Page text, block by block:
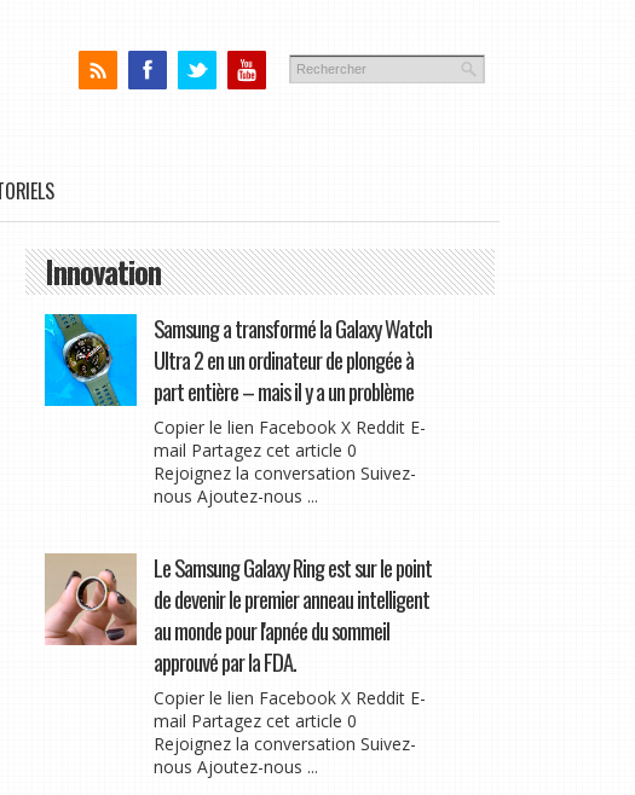
Innovation
Samsung a transformé la Galaxy Watch
Ultra 2 en un ordinateur de plongée à
part entière – mais il y a un problème
Copier le lien Facebook X Reddit E-
mail Partagez cet article 0
Rejoignez la conversation Suivez-
nous Ajoutez-nous ...
Le Samsung Galaxy Ring est sur le point
de devenir le premier anneau intelligent
au monde pour l'apnée du sommeil
approuvé par la FDA.
Copier le lien Facebook X Reddit E-
mail Partagez cet article 0
Rejoignez la conversation Suivez-
nous Ajoutez-nous ...